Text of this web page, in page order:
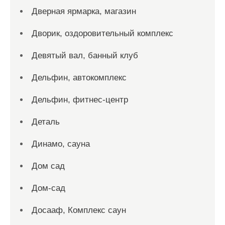
Дверная ярмарка, магазин
Дворик, оздоровительный комплекс
Девятый вал, банный клуб
Дельфин, автокомплекс
Дельфин, фитнес-центр
Деталь
Динамо, сауна
Дом сад
Дом-сад
Досааф, Комплекс саун